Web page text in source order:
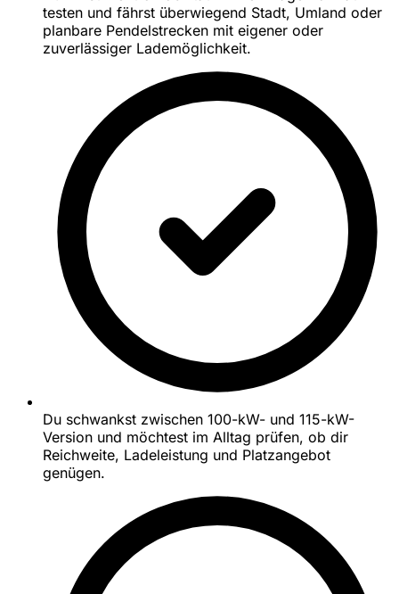
testen und fährst überwiegend Stadt, Umland oder
planbare Pendelstrecken mit eigener oder
zuverlässiger Lademöglichkeit.
Du schwankst zwischen 100-kW- und 115-kW-
Version und möchtest im Alltag prüfen, ob dir
Reichweite, Ladeleistung und Platzangebot
genügen.